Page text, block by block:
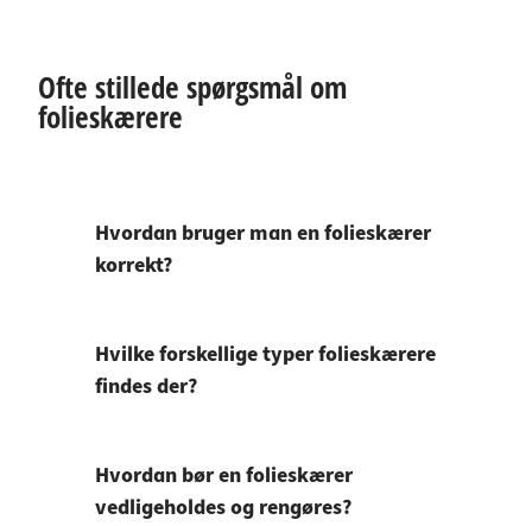
Ofte stillede spørgsmål om
folieskærere
Hvordan bruger man en folieskærer
korrekt?
Hvilke forskellige typer folieskærere
findes der?
Hvordan bør en folieskærer
vedligeholdes og rengøres?